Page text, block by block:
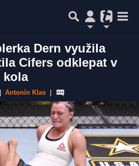
Dern využila
Cifers odklepat v
kola
Antonín Klas